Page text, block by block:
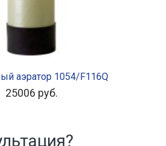
аэратор 1054/F116Q
25006 руб.